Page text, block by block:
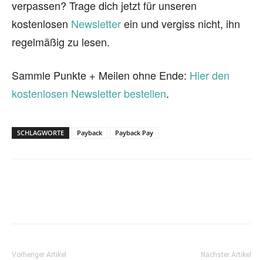
verpassen? Trage dich jetzt für unseren
kostenlosen Newsletterein und vergiss nicht, ihn
regelmäßig zu lesen.
Sammle Punkte + Meilen ohne Ende: Hier den
kostenlosen Newsletter bestellen.
SCHLAGWORTE Payback Payback Pay
Vorheriger Artikel Nächster Artikel